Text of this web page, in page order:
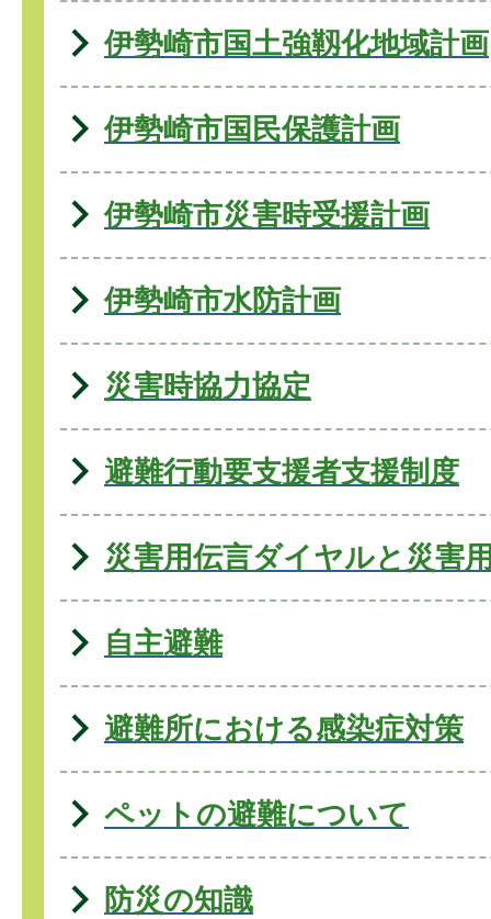
伊勢崎市国土強靱化地域計画
伊勢崎市国民保護計画
伊勢崎市災害時受援計画
伊勢崎市水防計画
災害時協力協定
避難行動要支援者支援制度
災害用伝言ダイヤルと災害
自主避難
避難所における感染症対策
ペットの避難について
防災の知識